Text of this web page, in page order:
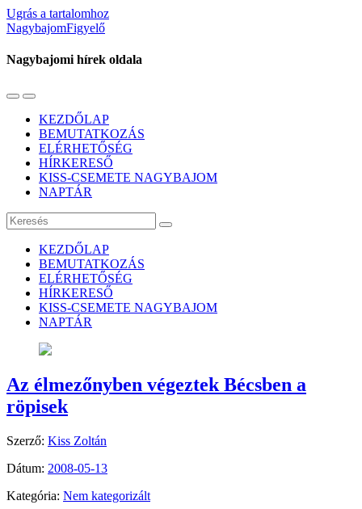
Ugrás a tartalomhoz
NagybajomFigyelő
Nagybajomi hírek oldala
Váltás
mobil
menüre
Használja
keresés
mezőt
KEZDŐLAP
BEMUTATKOZÁS
ELÉRHETŐSÉG
HÍRKERESŐ
KISS-CSEMETE NAGYBAJOM
NAPTÁR
Keresés
KEZDŐLAP
BEMUTATKOZÁS
ELÉRHETŐSÉG
HÍRKERESŐ
KISS-CSEMETE NAGYBAJOM
NAPTÁR
Az élmezőnyben végeztek Bécsben a
röpisek
Szerző: Kiss Zoltán
Dátum: 2008-05-13
Kategória: Nem kategorizált